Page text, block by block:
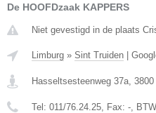
De HOOFDzaak KAPPERS
Niet gevestigd in de plaats
Limburg » Sint Truiden |
Hasseltsesteenweg 37a 3800
Tel: 011/76.24.25 , Fax: - ,